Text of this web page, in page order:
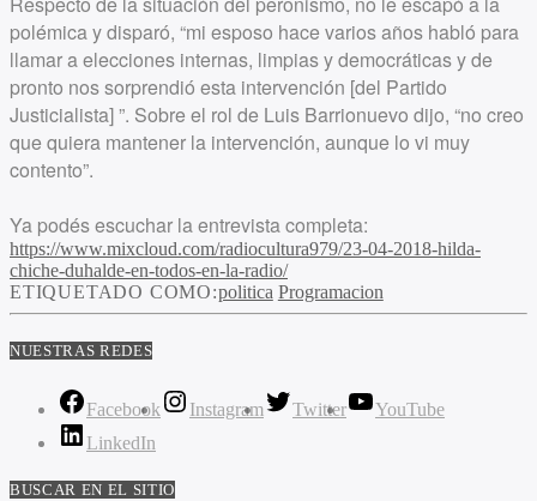
polémica y disparó, “mi esposo hace varios años habló para
llamar a elecciones internas, limpias y democráticas y de
pronto nos sorprendió esta intervención [del Partido
Justicialista] ”. Sobre el rol de Luis Barrionuevo dijo, “no creo
que quiera mantener la intervención, aunque lo vi muy
contento”.
Ya podés escuchar la entrevista completa:
https://www.mixcloud.com/radiocultura979/23-04-2018-hilda-
chiche-duhalde-en-todos-en-la-radio/
ETIQUETADO COMO:politica Programacion
NUESTRAS REDES
Facebook Instagram Twitter
YouTube
LinkedIn
BUSCAR EN EL SITIO